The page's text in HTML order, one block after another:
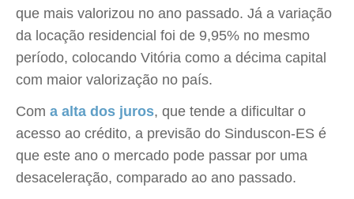
que mais valorizou no ano passado. Já a variação
da locação residencial foi de 9,95% no mesmo
período, colocando Vitória como a décima capital
com maior valorização no país.
Com a alta dos juros, que tende a dificultar o
acesso ao crédito, a previsão do Sinduscon-ES é
que este ano o mercado pode passar por uma
desaceleração, comparado ao ano passado.